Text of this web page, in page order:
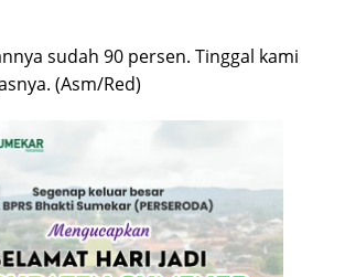
sudah 90 persen. Tinggal kami
(Asm/Red)